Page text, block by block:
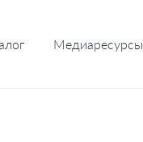
Медиаресурсы